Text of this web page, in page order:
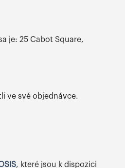
je: 25 Cabot Square,
ve své objednávce.
, které jsou k dispozici